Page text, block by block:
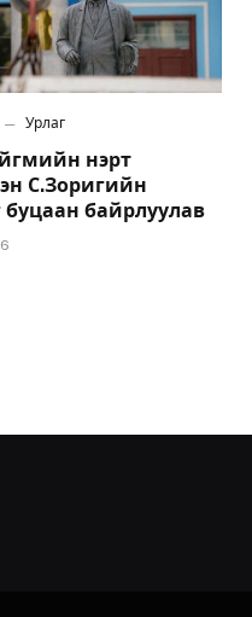
Урлаг
нэрт
С.Зоригийн
байрлуулав